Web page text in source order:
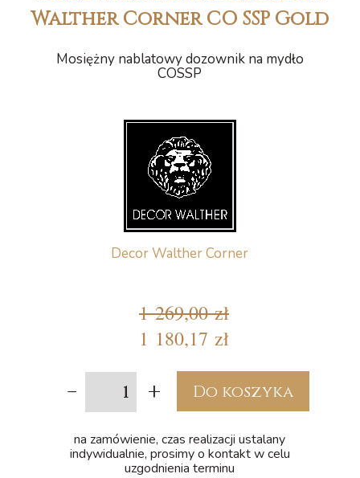
Walther Corner CO SSP Gold
Mosiężny nablatowy dozownik na mydło
COSSP
Decor Walther Corner
1 269,00 zł
1 180,17 zł
- + Do koszyka
na zamówienie, czas realizacji ustalany
indywidualnie, prosimy o kontakt w celu
uzgodnienia terminu